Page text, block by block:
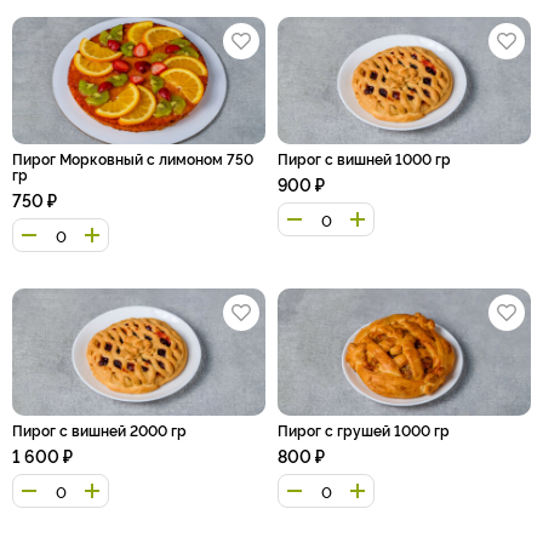
Пирог Морковный с лимоном 750
гр
750 ₽
Пирог с вишней 1000 гр
900 ₽
Пирог с вишней 2000 гр
1 600 ₽
Пирог с грушей 1000 гр
800 ₽